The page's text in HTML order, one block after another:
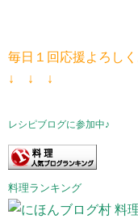
毎日１回応援よろしく
↓ ↓ ↓
レシピブログに参加中♪
料理ランキング